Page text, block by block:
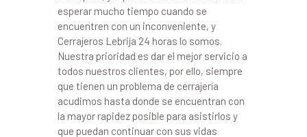
esperar mucho tiempo cuando se
encuentren con un inconveniente, y
Cerrajeros Lebrija 24 horas lo somos.
Nuestra prioridad es dar el mejor servicio a
todos nuestros clientes, por ello, siempre
que tienen un problema de cerrajería
acudimos hasta donde se encuentran con
la mayor rapidez posible para asistirlos y
que puedan continuar con sus vidas